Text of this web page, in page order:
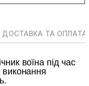
ДОСТАВКА ТА ОПЛАТА
воїна під час